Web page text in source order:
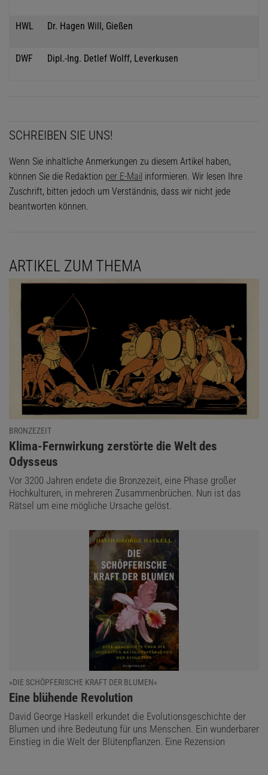
HWL Dr. Hagen Will, Gießen
DWF Dipl.-Ing. Detlef Wolff, Leverkusen
SCHREIBEN SIE UNS!
Wenn Sie inhaltliche Anmerkungen zu diesem Artikel haben,
können Sie die Redaktion per E-Mail informieren. Wir lesen Ihre
Zuschrift, bitten jedoch um Verständnis, dass wir nicht jede
beantworten können.
ARTIKEL ZUM THEMA
BRONZEZEIT
:
Klima-Fernwirkung zerstörte die Welt des
Odysseus
Vor 3200 Jahren endete die Bronzezeit, eine Phase großer
Hochkulturen, in mehreren Zusammenbrüchen. Nun ist das
Rätsel um eine mögliche Ursache gelöst.
»DIE SCHÖPFERISCHE KRAFT DER BLUMEN«
:
Eine blühende Revolution
David George Haskell erkundet die Evolutionsgeschichte der
Blumen und ihre Bedeutung für uns Menschen. Ein wunderbarer
Einstieg in die Welt der Blütenpflanzen. Eine Rezension